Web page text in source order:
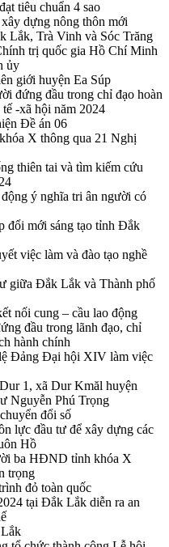
tiêu chuẩn 4 sao
dựng nông thôn mới
Lắk, Trà Vinh và Sóc Trăng
trị quốc gia Hồ Chí Minh
ủy
giới huyện Ea Súp
đứng đầu trong chỉ đạo hoàn
-xã hội năm 2024
Đề án 06
X thông qua 21 Nghị
thiên tai và tìm kiếm cứu
ý nghĩa tri ân người có
đổi mới sáng tạo tỉnh Đắk
việc làm và đào tạo nghề
giữa Đắk Lắk và Thành phố
nối cung – cầu lao động
đầu trong lãnh đạo, chỉ
hành chính
Đảng Đại hội XIV làm việc
1, xã Dur Kmăl huyện
Nguyễn Phú Trọng
đổi số
lực đầu tư để xây dựng các
Hồ
ba HĐND tỉnh khóa X
trọng
đỏ toàn quốc
tại Đắk Lắk diễn ra an